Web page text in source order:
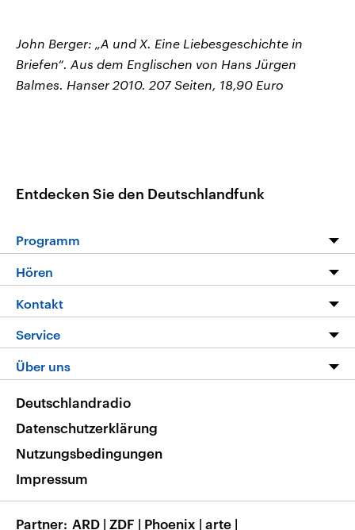
John Berger: „A und X. Eine Liebesgeschichte in
Briefen“. Aus dem Englischen von Hans Jürgen
Balmes. Hanser 2010. 207 Seiten, 18,90 Euro
Entdecken Sie den Deutschlandfunk
Programm
Die Nachrichten
Nachrichtenleicht
Neue Beiträge auf dlf.de
Hören
Livestream
Podcasts
Deutschlandfunk App
Nachrichten App
Frequenzen
Kontakt
Hörerservice
Service
FAQ
Veranstaltungen
Musikliste
RSS
Über uns
Barrierefreiheit
Deutschlandradio
Datenschutzerklärung
Nutzungsbedingungen
Impressum
Partner ARD | ZDF | Phoenix | arte |